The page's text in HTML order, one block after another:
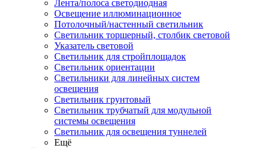
Лента/полоса светодиодная
Освещение иллюминационное
Потолочный/настенный светильник
Светильник торшерный, столбик световой
Указатель световой
Светильник для стройплощадок
Светильник ориентации
Светильники для линейных систем
освещения
Светильник грунтовый
Светильник трубчатый для модульной
системы освещения
Светильник для освещения туннелей
Ещё